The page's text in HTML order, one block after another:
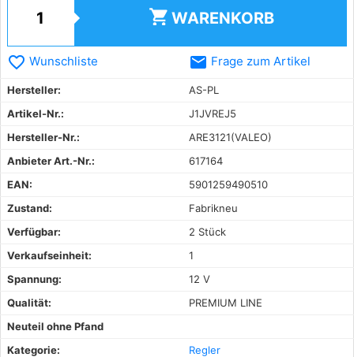
shopping_cart WARENKORB
favorite_border Wunschliste email Frage zum Artikel
Hersteller:
AS-PL
Artikel-Nr.:
J1JVREJ5
Hersteller-Nr.:
ARE3121(VALEO)
Anbieter Art.-Nr.:
617164
EAN:
5901259490510
Zustand:
Fabrikneu
Verfügbar:
2 Stück
Verkaufseinheit:
1
Spannung:
12 V
Qualität:
PREMIUM LINE
Neuteil ohne Pfand
Kategorie:
Regler